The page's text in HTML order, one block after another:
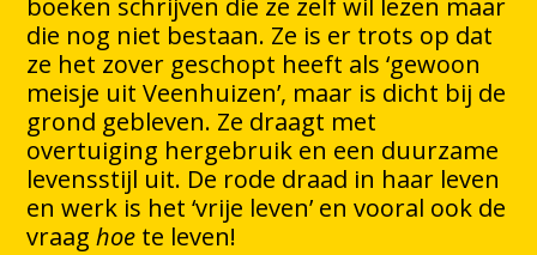
boeken schrijven die ze zelf wil lezen maar
die nog niet bestaan. Ze is er trots op dat
ze het zover geschopt heeft als ‘gewoon
meisje uit Veenhuizen’, maar is dicht bij de
grond gebleven. Ze draagt met
overtuiging hergebruik en een duurzame
levensstijl uit. De rode draad in haar leven
en werk is het ‘vrije leven’ en vooral ook de
vraaghoe te leven!